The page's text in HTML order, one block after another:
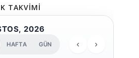
TAKVIMI
2026
HAFTA GÜN ‹ ›